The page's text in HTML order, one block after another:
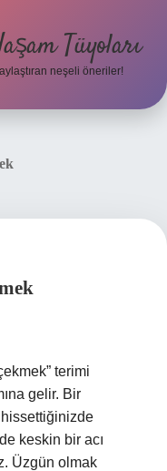
Tüyoları
neşeli öneriler!
terimi
gelir. Bir
hissettiğinizde
keskin bir acı
Üzgün ​​olmak